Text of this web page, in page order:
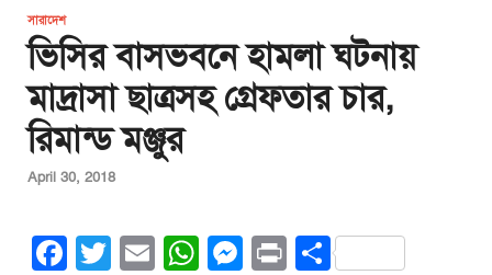
সারাদেশ
ভিসির বাসভবনে হামলা ঘটনায়
মাদ্রাসা ছাত্রসহ গ্রেফতার চার,
রিমান্ড মঞ্জুর
April 30, 2018
F
T
E
W M Pr S